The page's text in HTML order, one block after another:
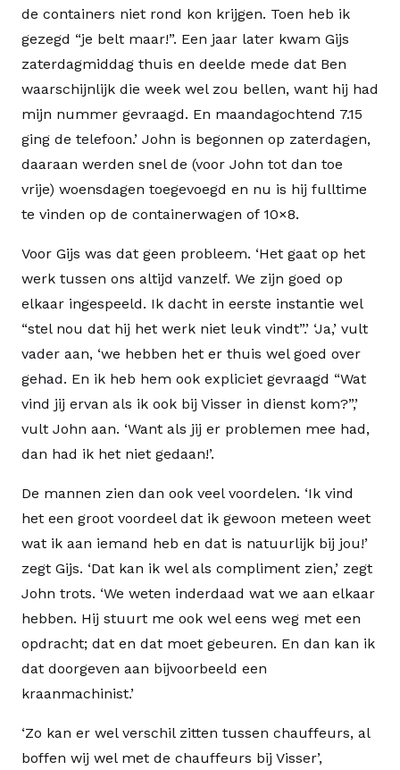
de containers niet rond kon krijgen. Toen heb ik
gezegd “je belt maar!”. Een jaar later kwam Gijs
zaterdagmiddag thuis en deelde mede dat Ben
waarschijnlijk die week wel zou bellen, want hij had
mijn nummer gevraagd. En maandagochtend 7.15
ging de telefoon.’ John is begonnen op zaterdagen,
daaraan werden snel de (voor John tot dan toe
vrije) woensdagen toegevoegd en nu is hij fulltime
te vinden op de containerwagen of 10×8.
Voor Gijs was dat geen probleem. ‘Het gaat op het
werk tussen ons altijd vanzelf. We zijn goed op
elkaar ingespeeld. Ik dacht in eerste instantie wel
“stel nou dat hij het werk niet leuk vindt”.’ ‘Ja,’ vult
vader aan, ‘we hebben het er thuis wel goed over
gehad. En ik heb hem ook expliciet gevraagd “Wat
vind jij ervan als ik ook bij Visser in dienst kom?”,’
vult John aan. ‘Want als jij er problemen mee had,
dan had ik het niet gedaan!’.
De mannen zien dan ook veel voordelen. ‘Ik vind
het een groot voordeel dat ik gewoon meteen weet
wat ik aan iemand heb en dat is natuurlijk bij jou!’
zegt Gijs. ‘Dat kan ik wel als compliment zien,’ zegt
John trots. ‘We weten inderdaad wat we aan elkaar
hebben. Hij stuurt me ook wel eens weg met een
opdracht; dat en dat moet gebeuren. En dan kan ik
dat doorgeven aan bijvoorbeeld een
kraanmachinist.’
‘Zo kan er wel verschil zitten tussen chauffeurs, al
boffen wij wel met de chauffeurs bij Visser’,